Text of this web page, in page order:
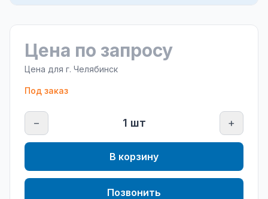
Цена по запросу
Цена для г. Челябинск
Под заказ
− 1 шт +
В корзину
Позвонить